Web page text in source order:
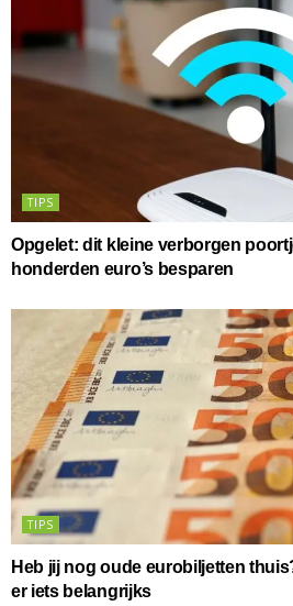
TIPS
Opgelet: dit kleine verborgen
honderden euro’s besparen
TIPS
Heb jij nog oude eurobiljetten
er iets belangrijks